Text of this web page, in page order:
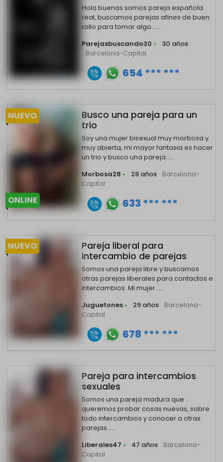
Hola buenas somos pareja española
real, buscamos parejas afines de buen
rollo para tomar algo......
Parejasbuscando30 •
30 años
Barcelona-Capital
654 *** ***
NUEVO
ONLINE
Busco una pareja para un
trio
Soy una mujer bisexual muy morbosa y
muy abierta, mi mayor fantasia es hacer
un trio y busco una pareja......
Morbosa28 • 28 años
Barcelona-
Capital
633 *** ***
NUEVO
Pareja liberal para
intercambio de parejas
Somos una pareja libre y buscamos
otras parejas liberales para contactos e
intercambios. Mi mujer......
Juguetones • 29 años
Barcelona-
Capital
678 *** ***
Pareja para intercambios
sexuales
Somos una pareja madura que
queremos probar cosas nuevas, sobre
todo intercambios y conocer a otras
parejas......
Liberales47 • 47 años
Barcelona-
Capital